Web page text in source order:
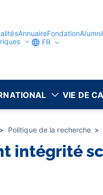
AnnuaireFondationAlumni
FR
VIE DE
Politique de la recherche
intégrité